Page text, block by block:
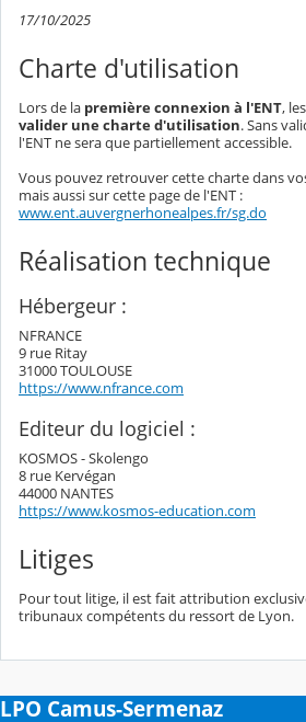
17/10/2025
Charte d'utilisation
Lors de la première connexion à l'ENT,
valider une charte d'utilisation. Sans
l'ENT ne sera que partiellement accessible.
Vous pouvez retrouver cette charte dans
mais aussi sur cette page de l'ENT :
www.ent.auvergnerhonealpes.fr/sg.do
Réalisation technique
Hébergeur :
NFRANCE
9 rue Ritay
31000 TOULOUSE
https://www.nfrance.com
Editeur du logiciel :
KOSMOS - Skolengo
8 rue Kervégan
44000 NANTES
https://www.kosmos-education.com
Litiges
Pour tout litige, il est fait attribution
tribunaux compétents du ressort de Lyon.
LPO Camus-Sermenaz